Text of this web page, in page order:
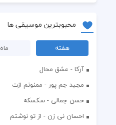
محبوبترین موسیقی ها
هفته ماه
آرکا - عشق محال
مجید جم پور - ممنونم ازت
حسن جمالی - سکسکه
احسان نی زن - از تو نوشتم